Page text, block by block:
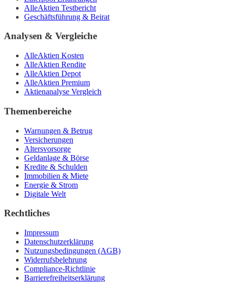
AlleAktien Testbericht
Geschäftsführung & Beirat
Analysen & Vergleiche
AlleAktien Kosten
AlleAktien Rendite
AlleAktien Depot
AlleAktien Premium
Aktienanalyse Vergleich
Themenbereiche
Warnungen & Betrug
Versicherungen
Altersvorsorge
Geldanlage & Börse
Kredite & Schulden
Immobilien & Miete
Energie & Strom
Digitale Welt
Rechtliches
Impressum
Datenschutzerklärung
Nutzungsbedingungen (AGB)
Widerrufsbelehrung
Compliance-Richtlinie
Barrierefreiheitserklärung